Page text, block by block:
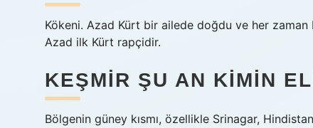
Kökeni. Azad Kürt bir ailede doğdu ve her
Azad ilk Kürt rapçidir.
KEŞMIR ŞU AN KIMIN
Bölgenin güney kısmı, özellikle Srinagar,